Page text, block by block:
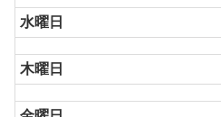
水曜日
木曜日